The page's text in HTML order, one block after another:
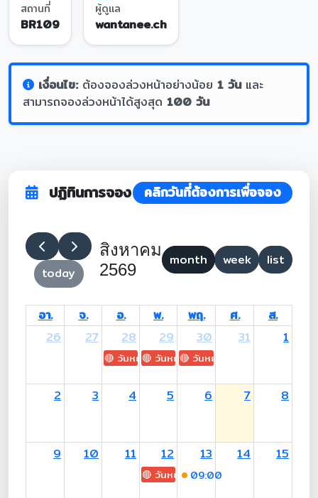
สถานที่
BR109
ผู้ดูแล
wantanee.ch
เงื่อนไข:ต้องจองล่วงหน้าอย่างน้อย 1 วันและ
สามารถจองล่วงหน้าได้สูงสุด 100 วัน
ปฏิทินการจอง คลิกวันที่ต้องการเพื่อจอง
today
สิงหาคม
2569
month week list
อา. จ. อ. พ. พฤ. ศ.
ส.
26
27 28
🔴 วันหยุด: H.M. King Maha Vajiralongkorn's
29
🔴 วันหยุด: Asanha Bucha Day
30
🔴 วันหยุด: Buddhist Lent
31 1
2 3 4 5 6 7 8
9 10 11 12
🔴 วันหยุด: H.M. Queen Sirikit The
13
09:00
14 15